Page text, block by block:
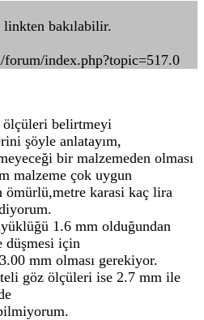
bakılabilir.
index.php?topic=517.0
ölçüleri belirtmeyi
şöyle anlatayım,
bir malzemeden olması
malzeme çok uygun
ömürlü,metre karasi kaç lira
1.6 mm olduğundan
düşmesi için
mm olması gerekiyor.
göz ölçüleri ise 2.7 mm ile